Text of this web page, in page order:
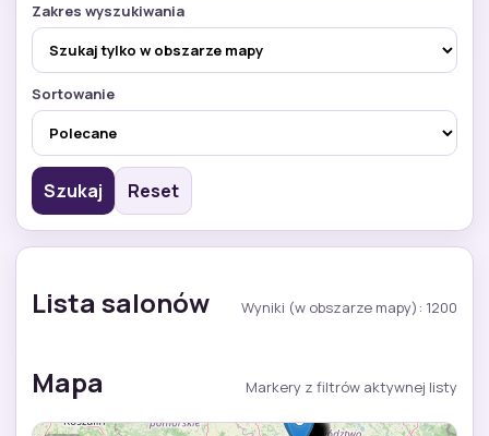
Zakres wyszukiwania
Sortowanie
Szukaj Reset
Lista salonów Wyniki (w obszarze mapy): 1200
Mapa Markery z filtrów aktywnej listy